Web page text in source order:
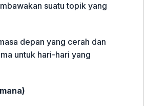
suatu topik yang
depan yang cerah dan
untuk hari-hari yang